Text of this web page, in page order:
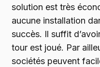
solution est très
aucune installation
succès. Il suffit
tour est joué. Par
sociétés peuvent